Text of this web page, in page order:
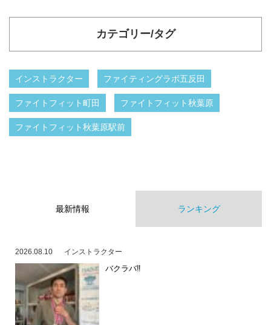
カテゴリー/タグ
インストラクター ファイティングラボ五反田
ファイトフィット町田 ファイトフィット秋葉原
ファイトフィット秋葉原駅前
最新情報 ランキング
2026.08.10 インストラクター
バクラバ‼️